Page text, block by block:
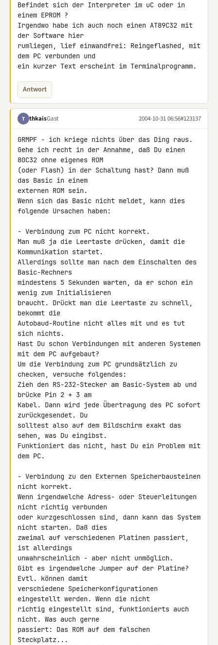
Befindet sich der Interpreter im uC oder in
einem EPROM ?
Irgendwo habe ich auch noch einen AT89C32 mit
der Software hier
rumliegen, lief einwandfrei: Reingeflashed, mit
dem PC verbunden und
ein kurzer Text erscheint im Terminalprogramm.
Antwort
T thkaisGast 2004-10-31 06:56#123137
GRMPF - ich kriege nichts über das Ding raus.
Gehe ich recht in der Annahme, daß Du einen
80C32 ohne eigenes ROM
(oder Flash) in der Schaltung hast? Dann muß
das Basic in einem
externen ROM sein.
Wenn sich das Basic nicht meldet, kann dies
folgende Ursachen haben:
- Verbindung zum PC nicht korrekt.
Man muß ja die Leertaste drücken, damit die
Kommunikation startet.
Allerdings sollte man nach dem Einschalten des
Basic-Rechners
mindestens 5 Sekunden warten, da er schon ein
wenig zum Initialisieren
braucht. Drückt man die Leertaste zu schnell,
bekommt die
Autobaud-Routine nicht alles mit und es tut
sich nichts.
Hast Du schon Verbindungen mit anderen Systemen
mit dem PC aufgebaut?
Um die Verbindung zum PC grundsätzlich zu
checken, versuche folgendes:
Zieh den RS-232-Stecker am Basic-System ab und
brücke Pin 2 + 3 am
Kabel. Dann wird jede Übertragung des PC sofort
zurückgesendet. Du
solltest also auf dem Bildschirm exakt das
sehen, was Du eingibst.
Funktioniert das nicht, hast Du ein Problem mit
dem PC.
- Verbindung zu den Externen Speicherbausteinen
nicht korrekt.
Wenn irgendwelche Adress- oder Steuerleitungen
nicht richtig verbunden
oder kurzgeschlossen sind, dann kann das System
nicht starten. Daß dies
zweimal auf verschiedenen Platinen passiert,
ist allerdings
unwahrscheinlich - aber nicht unmöglich.
Gibt es irgendwelche Jumper auf der Platine?
Evtl. können damit
verschiedene Speicherkonfigurationen
eingestellt werden. Wenn die nicht
richtig eingestellt sind, funktionierts auch
nicht. Was auch gerne
passiert: Das ROM auf dem falschen
Steckplatz...